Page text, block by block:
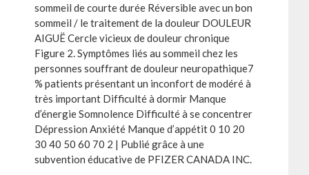
sommeil de courte durée Réversible avec un bon
sommeil / le traitement de la douleur DOULEUR
AIGUË Cercle vicieux de douleur chronique
Figure 2. Symptômes liés au sommeil chez les
personnes souffrant de douleur neuropathique7
% patients présentant un inconfort de modéré à
très important Difficulté à dormir Manque
d’énergie Somnolence Difficulté à se concentrer
Dépression Anxiété Manque d’appétit 0 10 20
30 40 50 60 70 2 | Publié grâce à une
subvention éducative de PFIZER CANADA INC.